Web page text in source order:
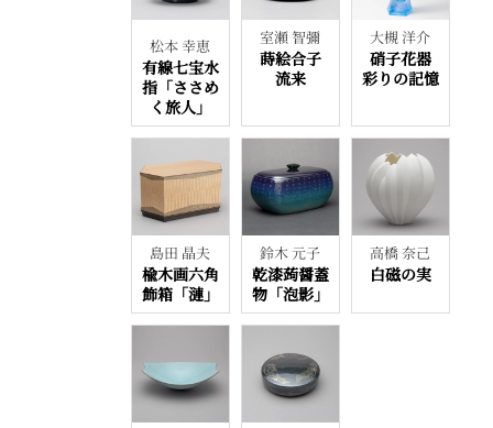
松本 幸恵
有線七宝水
指「ささめ
く旅人」
室瀬 智彌
蒔絵合子
流来
大槻 洋介
硝子花器
彩りの記憶
島田 晶夫
楡木画六角
飾箱「漣」
鈴木 元子
乾漆蒟醤蓋
物「泡影」
高橋 奈己
白磁の実